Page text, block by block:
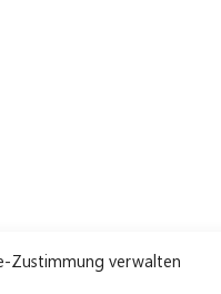
Zustimmung verwalten